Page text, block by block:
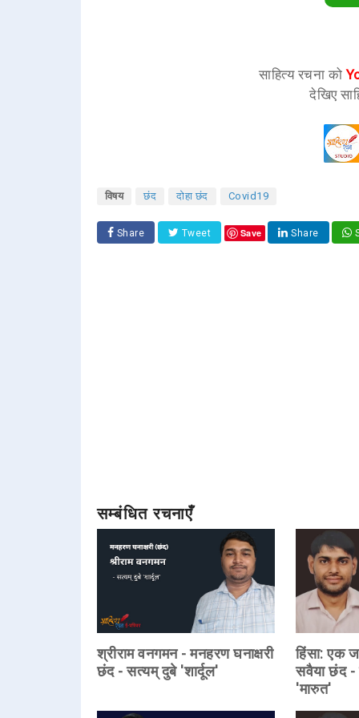
साहित्य रचना को
देखिए
विषय छंद दोहा छंद Covid19
Share Tweet Save Share
सम्बंधित रचनाएँ
श्रीराम वनगमन - मनहरण घनाक्षरी
छंद - सत्यम् दुबे 'शार्दूल'
हिंसा: एक
सवैया छंद -
'मारुत'